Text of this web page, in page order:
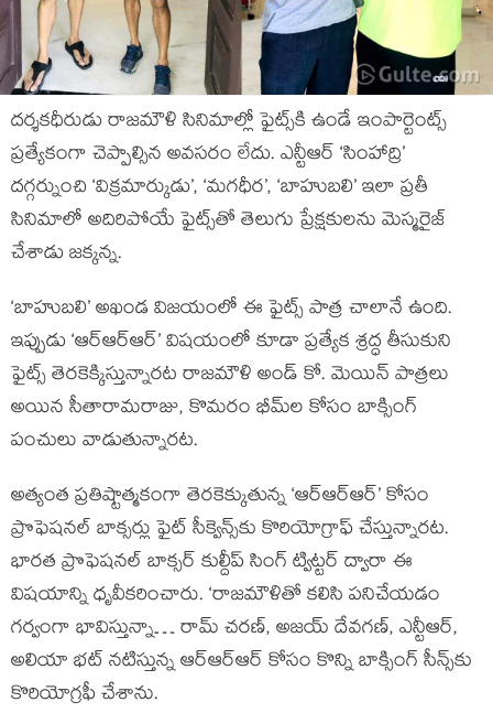
దర్శకధీరుడు రాజమౌళి సినిమాల్లో ఫైట్స్‌కి ఉండే ఇంపార్టెంట్స్
ప్రత్యేకంగా చెప్పాల్సిన అవసరం లేదు. ఎన్టీఆర్ ‘సింహాద్రి’
దగ్గర్నుంచి ‘విక్రమార్కుడు’, ‘మగధీర’, ‘బాహుబలి’ ఇలా ప్రతీ
సినిమాలో అదిరిపోయే ఫైట్స్‌తో తెలుగు ప్రేక్షకులను మెస్మరైజ్
చేశాడు జక్కన్న.
‘బాహుబలి’ అఖండ విజయంలో ఈ ఫైట్స్ పాత్ర చాలానే ఉంది.
ఇప్పుడు ‘ఆర్ఆర్ఆర్’ విషయంలో కూడా ప్రత్యేక శ్రద్ధ తీసుకుని
ఫైట్స్ తెరకెక్కిస్తున్నారట రాజమౌళి అండ్ కో. మెయిన్ పాత్రలు
అయిన సీతారామరాజు, కొమరం భీమ్‌ల కోసం బాక్సింగ్
పంచులు వాడుతున్నారట.
అత్యంత ప్రతిష్టాత్మకంగా తెరకెక్కుతున్న ‘ఆర్ఆర్ఆర్’ కోసం
ప్రొఫెషనల్ బాక్సర్లు ఫైట్ సీక్వెన్స్‌కు కొరియోగ్రాఫ్ చేస్తున్నారట.
భారత ప్రొఫెషనల్ బాక్సర్ కుల్దీప్ సింగ్ ట్విట్టర్ ద్వారా ఈ
విషయాన్ని ధృవీకరించారు. ‘రాజమౌళితో కలిసి పనిచేయడం
గర్వంగా భావిస్తున్నా… రామ్ చరణ్, అజయ్ దేవగణ్, ఎన్టీఆర్,
అలియా భట్ నటిస్తున్న ఆర్ఆర్ఆర్ కోసం కొన్ని బాక్సింగ్ సీన్స్‌కు
కొరియోగ్రఫీ చేశాను.